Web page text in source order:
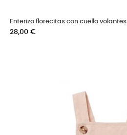
Enterizo florecitas con cuello volantes
Precio
28,00 €